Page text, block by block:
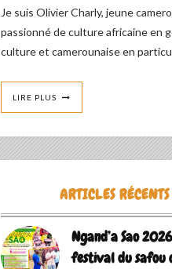
Je suis Olivier Charly, jeune
passionné de culture africaine en
culture et camerounaise en
LIRE PLUS
ARTICLES RÉCENTS
Ngand’a Sao
festival du safou